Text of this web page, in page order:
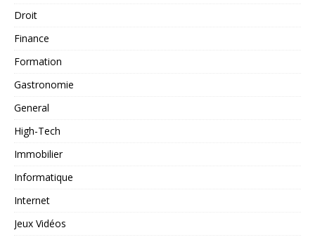
Droit
Finance
Formation
Gastronomie
General
High-Tech
Immobilier
Informatique
Internet
Jeux Vidéos